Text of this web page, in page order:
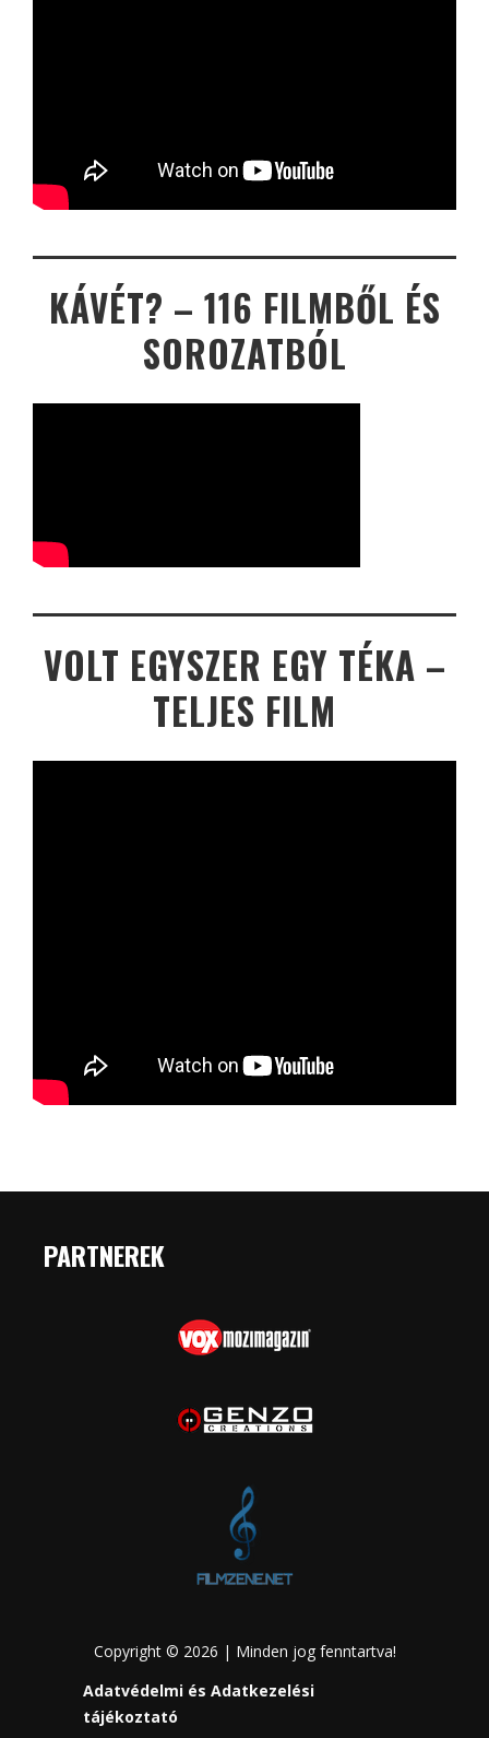
KÁVÉT? – 116 FILMBŐL ÉS
SOROZATBÓL
VOLT EGYSZER EGY TÉKA –
TELJES FILM
PARTNEREK
Copyright © 2026 | Minden jog fenntartva!
Adatvédelmi és Adatkezelési
tájékoztató